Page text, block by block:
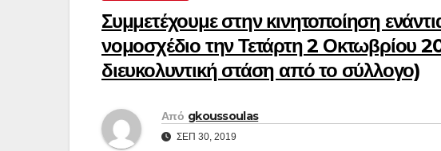
Συμμετέχουμε στην κινητοποίηση
νομοσχέδιο την Τετάρτη 2 Οκτωβρίου
διευκολυντική στάση από το σύλλογο)
Από gkoussoulas
ΣΕΠ 30, 2019